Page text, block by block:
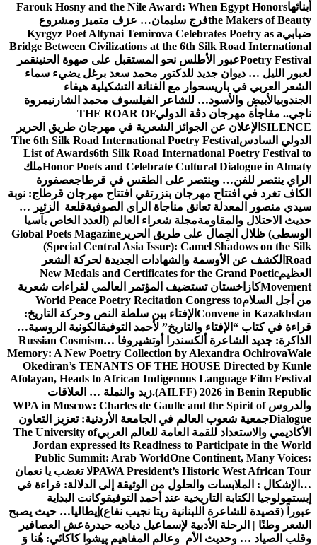
Farouk
Kyrgyz
Bridge
الحنين قمر
يضيء سماء
مروة
طريق الحرير
The 6th Silk
List of
Honorملك
عصفورة
قرطاج: نوبة
الزئير …
بآسيا
Global Poets
الشعر
New
شعرية
World
التاريخ:
الروسية…
Russian
Memory: A
Afolayan,
WPA in
التعاون
The
Jordan
Public
يا نعمان
قراءة في
حيث يصبح
العصافير
هُنا وَ